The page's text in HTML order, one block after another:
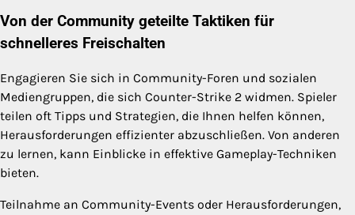
Von der Community geteilte Taktiken für
schnelleres Freischalten
Engagieren Sie sich in Community-Foren und sozialen
Mediengruppen, die sich Counter-Strike 2 widmen. Spieler
teilen oft Tipps und Strategien, die Ihnen helfen können,
Herausforderungen effizienter abzuschließen. Von anderen
zu lernen, kann Einblicke in effektive Gameplay-Techniken
bieten.
Teilnahme an Community-Events oder Herausforderungen,